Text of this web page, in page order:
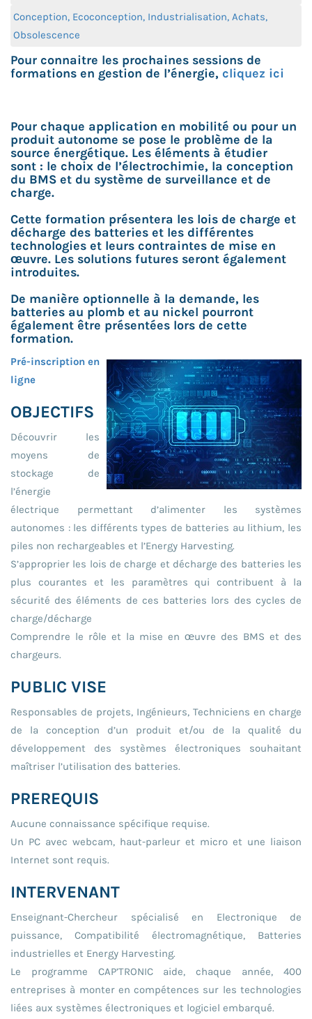
Conception, Ecoconception, Industrialisation, Achats,
Obsolescence
Pour connaitre les prochaines sessions de
formations en gestion de l’énergie, cliquez ici
Pour chaque application en mobilité ou pour un
produit autonome se pose le problème de la
source énergétique. Les éléments à étudier
sont : le choix de l’électrochimie, la conception
du BMS et du système de surveillance et de
charge.
Cette formation présentera les lois de charge et
décharge des batteries et les différentes
technologies et leurs contraintes de mise en
œuvre. Les solutions futures seront également
introduites.
De manière optionnelle à la demande, les
batteries au plomb et au nickel pourront
également être présentées lors de cette
formation.
Pré-inscription en
ligne
OBJECTIFS
Découvrir les
moyens de
stockage de
l’énergie
électrique permettant d’alimenter les systèmes
autonomes : les différents types de batteries au lithium, les
piles non rechargeables et l’Energy Harvesting.
S’approprier les lois de charge et décharge des batteries les
plus courantes et les paramètres qui contribuent à la
sécurité des éléments de ces batteries lors des cycles de
charge/décharge
Comprendre le rôle et la mise en œuvre des BMS et des
chargeurs.
PUBLIC VISE
Responsables de projets, Ingénieurs, Techniciens en charge
de la conception d’un produit et/ou de la qualité du
développement des systèmes électroniques souhaitant
maîtriser l’utilisation des batteries.
PREREQUIS
Aucune connaissance spécifique requise.
Un PC avec webcam, haut-parleur et micro et une liaison
Internet sont requis.
INTERVENANT
Enseignant-Chercheur spécialisé en Electronique de
puissance, Compatibilité électromagnétique, Batteries
industrielles et Energy Harvesting.
Le programme CAP’TRONIC aide, chaque année, 400
entreprises à monter en compétences sur les technologies
liées aux systèmes électroniques et logiciel embarqué.